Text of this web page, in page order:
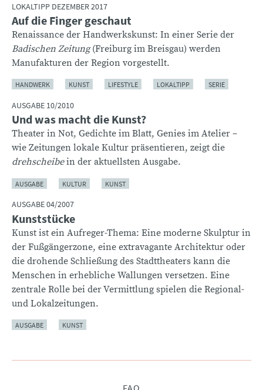
LOKALTIPP DEZEMBER 2017
Auf die Finger geschaut
Renaissance der Handwerkskunst: In einer Serie der
Badischen Zeitung(Freiburg im Breisgau) werden
Manufakturen der Region vorgestellt.
HANDWERK KUNST LIFESTYLE LOKALTIPP SERIE
AUSGABE 10/2010
Und was macht die Kunst?
Theater in Not, Gedichte im Blatt, Genies im Atelier –
wie Zeitungen lokale Kultur präsentieren, zeigt die
drehscheibein der aktuellsten Ausgabe.
AUSGABE KULTUR KUNST
AUSGABE 04/2007
Kunststücke
Kunst ist ein Aufreger-Thema: Eine moderne Skulptur in
der Fußgängerzone, eine extravagante Architektur oder
die drohende Schließung des Stadttheaters kann die
Menschen in erhebliche Wallungen versetzen. Eine
zentrale Rolle bei der Vermittlung spielen die Regional-
und Lokalzeitungen.
AUSGABE KUNST
FAQ